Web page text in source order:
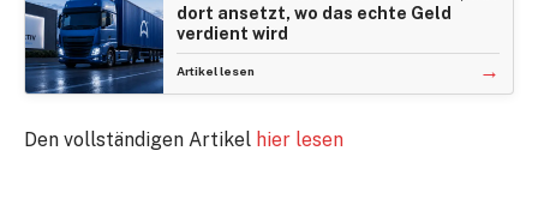
dort ansetzt, wo das echte Geld
verdient wird
Artikel lesen →
Den vollständigen Artikel hier lesen